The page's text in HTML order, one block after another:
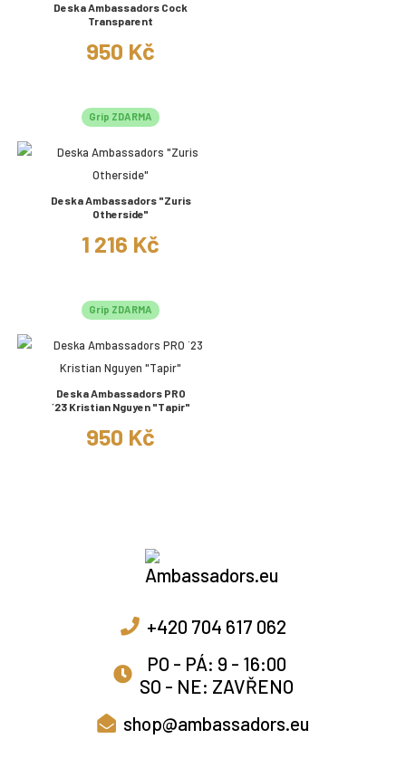
Deska Ambassadors Cock
Transparent
950 Kč
Grip ZDARMA
Deska Ambassadors "Zuris
Otherside"
1 216 Kč
Grip ZDARMA
Deska Ambassadors PRO
´23 Kristian Nguyen "Tapir"
950 Kč
+420 704 617 062
PO - PÁ: 9 - 16:00
SO - NE: ZAVŘENO
shop@ambassadors.eu